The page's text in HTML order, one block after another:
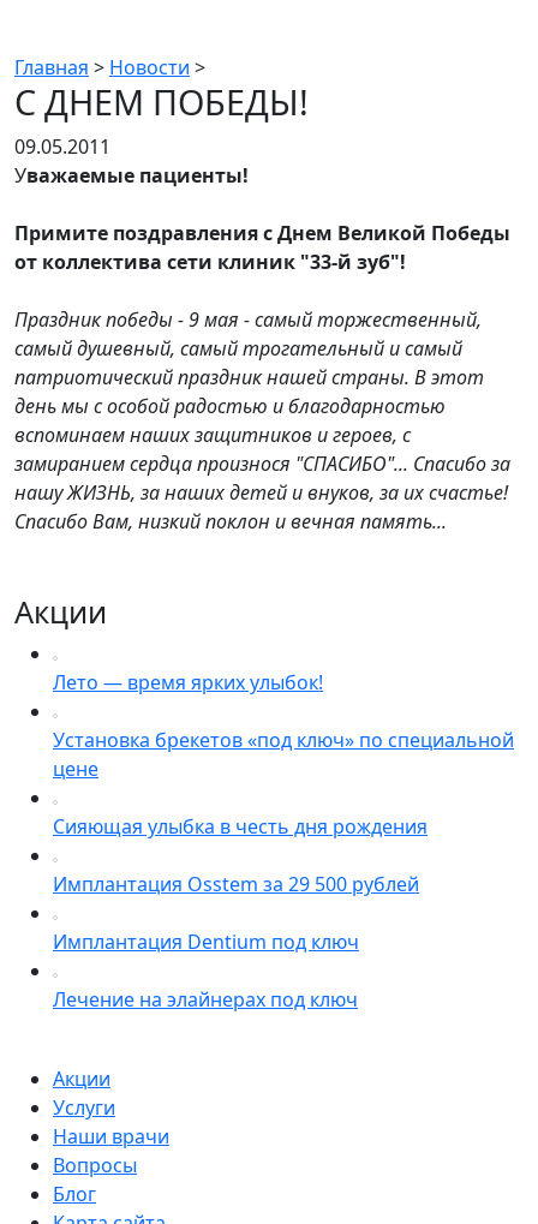
Главная > Новости >
С ДНЕМ ПОБЕДЫ!
09.05.2011
Уважаемые пациенты!
Примите поздравления с Днем Великой Победы
от коллектива сети клиник "33-й зуб"!
Праздник победы - 9 мая - самый торжественный,
самый душевный, самый трогательный и самый
патриотический праздник нашей страны. В этот
день мы с особой радостью и благодарностью
вспоминаем наших защитников и героев, с
замиранием сердца произнося "СПАСИБО"... Спасибо за
нашу ЖИЗНЬ, за наших детей и внуков, за их счастье!
Спасибо Вам, низкий поклон и вечная память...
Акции
Лето — время ярких улыбок!
Установка брекетов «под ключ» по специальной
цене
Сияющая улыбка в честь дня рождения
Имплантация Osstem за 29 500 рублей
Имплантация Dentium под ключ
Лечение на элайнерах под ключ
Акции
Услуги
Наши врачи
Вопросы
Блог